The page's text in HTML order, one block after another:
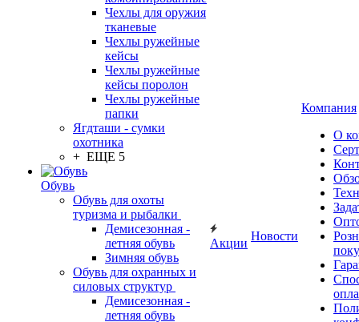
Чехлы для оружия
тканевые
Чехлы ружейные
кейсы
Чехлы ружейные
кейсы поролон
Чехлы ружейные
папки
Ягдташи - сумки
охотника
+ ЕЩЕ 5
Обувь
Обувь для охоты
туризма и рыбалки
Демисезонная -
летняя обувь
Зимняя обувь
Обувь для охранных и
силовых структур
Демисезонная -
летняя обувь
Акции
Новости
Компания
О